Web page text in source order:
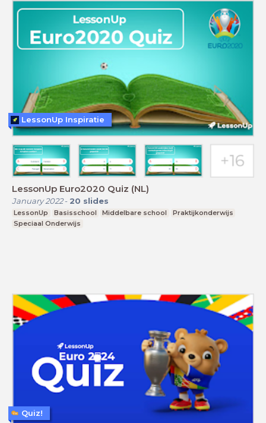
LessonUp Euro2020 Quiz (NL)
January 2022- 20 slides
LessonUp Basisschool Middelbare school
Praktijkonderwijs
Speciaal Onderwijs
LessonUp Inspiratie
Quiz!